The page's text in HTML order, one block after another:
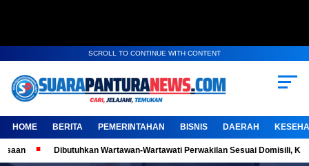
SCROLL TO CONTINUE WITH CONTENT
HOME BERITA PEMERINTAHAN BISNIS DAERAH
Dibutuhkan Wartawan-Wartawati Perwakilan Sesuai Domisili, Kembangkan